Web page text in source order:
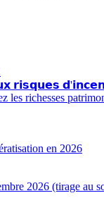
𝗿𝗶𝘀𝗾𝘂𝗲𝘀
les richesses
en 2026
2026 (tirage au